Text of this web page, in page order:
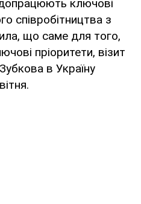
допрацюють ключові
співробітництва з
що саме для того,
пріоритети, візит
в Україну